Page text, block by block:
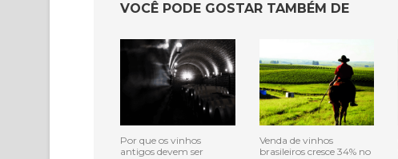
VOCÊ PODE GOSTAR TAMBÉM DE
Por que os vinhos
antigos devem ser
Venda de vinhos
brasileiros cresce 34% no